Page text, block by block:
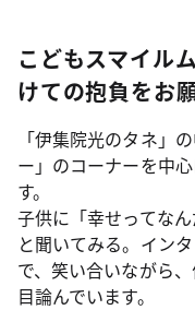
こどもスマイル
けての抱負をお
「伊集院光のタネ」
ー」のコーナーを中
す。
子供に「幸せってな
と聞いてみる。イン
で、笑い合いながら
目論んでいます。